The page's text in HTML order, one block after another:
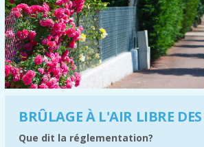
BRÛLAGE À L'AIR LIBRE
Que dit la réglementation?